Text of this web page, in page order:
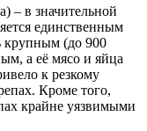
– в значительной
единственным
крупным (до 900
а её мясо и яйца
к резкому
Кроме того,
крайне уязвимыми